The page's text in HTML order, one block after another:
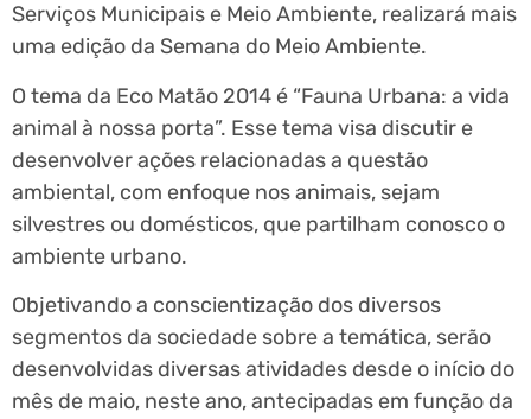
Serviços Municipais e Meio Ambiente, realizará mais
uma edição da Semana do Meio Ambiente.
O tema da Eco Matão 2014 é “Fauna Urbana: a vida
animal à nossa porta”. Esse tema visa discutir e
desenvolver ações relacionadas a questão
ambiental, com enfoque nos animais, sejam
silvestres ou domésticos, que partilham conosco o
ambiente urbano.
Objetivando a conscientização dos diversos
segmentos da sociedade sobre a temática, serão
desenvolvidas diversas atividades desde o início do
mês de maio, neste ano, antecipadas em função da